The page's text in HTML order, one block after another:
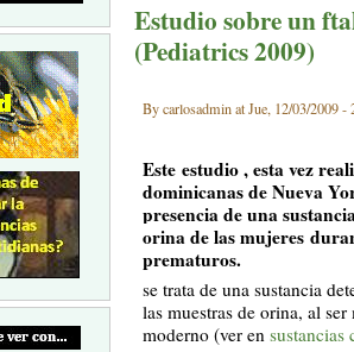
Estudio sobre un
(Pediatrics 2009)
By carlosadmin at Jue, 12/03/2009 -
Este estudio , esta vez
dominicanas de Nueva
presencia de una
orina de las mujeres
prematuros.
se trata de una sustancia
las muestras de orina, al
moderno (ver en sustancias